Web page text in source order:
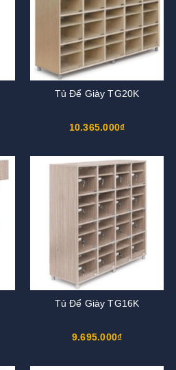
Tủ Để Giày TG20K
10.365.000₫
Tủ Để Giày TG16K
9.695.000₫